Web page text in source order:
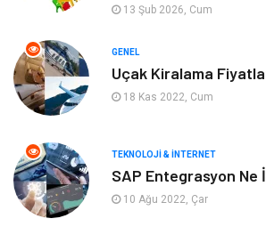
Ev İşleri
Organizasyon
Astroloji Aksesuar
Mobilya diş sağlığı
Bebek Giyim
13 Şub 2026, Cum
GENEL
Uçak Kiralama
18 Kas 2022, Cum
TEKNOLOJI & İNTERNET
SAP Entegrasyon Ne
10 Ağu 2022, Çar